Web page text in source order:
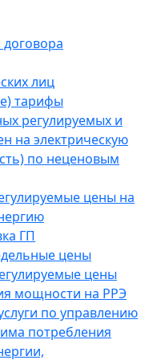
лиц
тарифы
регулируемых и
на электрическую
по неценовым
цены на
ГП
цены
цены
мощности на РРЭ
по управлению
потребления